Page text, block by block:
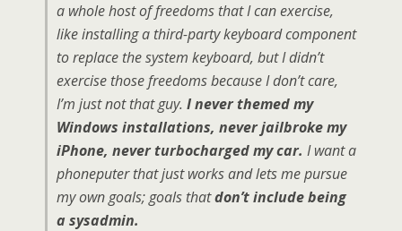
a whole host of freedoms that I can exercise,
like installing a third-party keyboard component
to replace the system keyboard, but I didn’t
exercise those freedoms because I don’t care,
I’m just not that guy. I never themed my
Windows installations, never jailbroke my
iPhone, never turbocharged my car. I want a
phoneputer that just works and lets me pursue
my own goals; goals thatdon’t include being
a sysadmin.